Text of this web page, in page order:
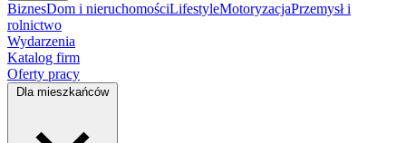
BiznesDom i nieruchomościLifestyleMotoryzacjaPrzemysł i
rolnictwo
Wydarzenia
Katalog firm
Oferty pracy
Dla mieszkańców